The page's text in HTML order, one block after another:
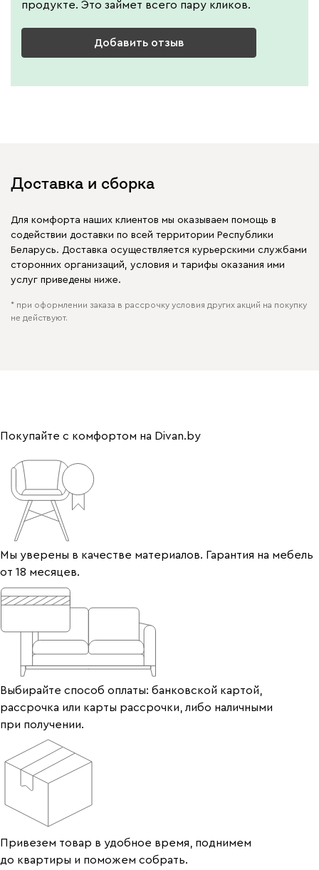
продукте. Это займет всего пару кликов.
Добавить отзыв
Доставка и сборка
Для комфорта наших клиентов мы оказываем помощь в
содействии доставки по всей территории Республики
Беларусь. Доставка осуществляется курьерскими службами
сторонних организаций, условия и тарифы оказания ими
услуг приведены ниже.
* при оформлении заказа в рассрочку условия других акций на покупку
не действуют.
Покупайте с комфортом на Divan.by
Мы уверены в качестве материалов. Гарантия на мебель
от 18 месяцев.
Выбирайте способ оплаты: банковской картой,
рассрочка или карты рассрочки, либо наличными
при получении.
Привезем товар в удобное время, поднимем
до квартиры и поможем собрать.